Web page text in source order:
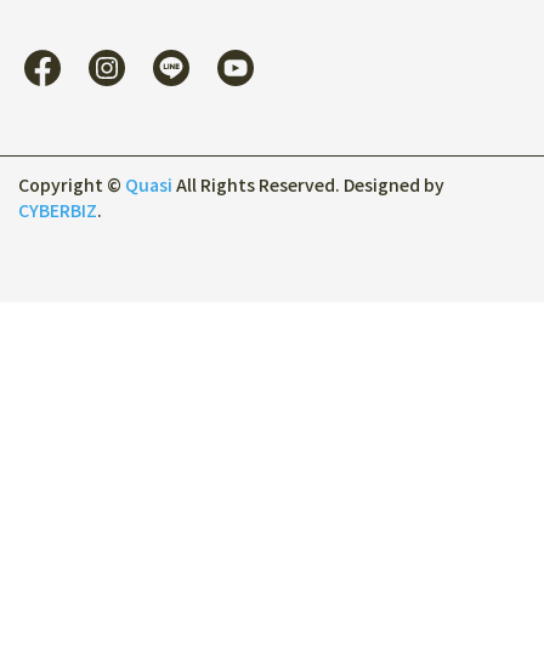
Copyright © Quasi All Rights Reserved. Designed by
CYBERBIZ.